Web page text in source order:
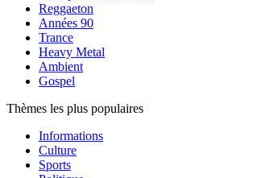
Reggaeton
Années 90
Trance
Heavy Metal
Ambient
Gospel
Thèmes les plus populaires
Informations
Culture
Sports